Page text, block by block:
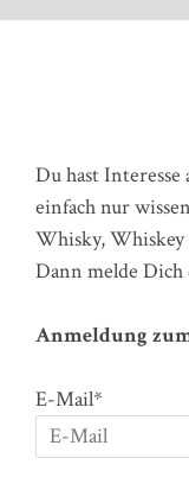
Du hast
einfach nur
Whisky,
Dann melde Dich
Anmeldung
E-Mail*